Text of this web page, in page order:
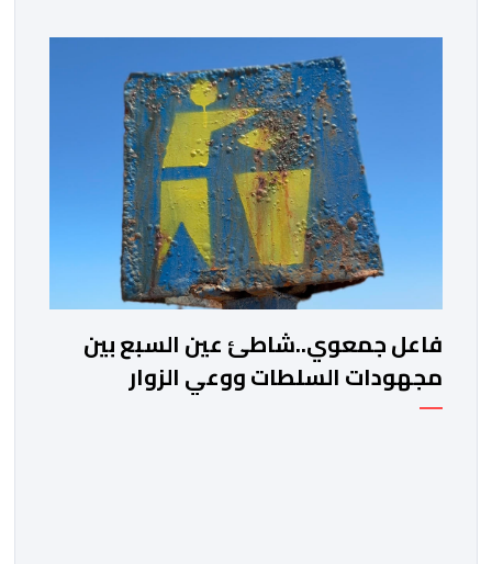
فاعل جمعوي..شاطئ عين السبع بين
مجهودات السلطات ووعي الزوار